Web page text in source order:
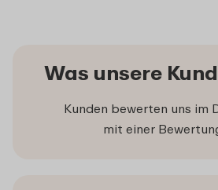
Was unsere
Kunden bewerten uns im
mit einer